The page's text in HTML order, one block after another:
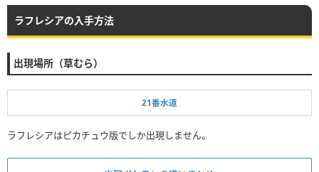
ラフレシアの入手方法
出現場所（草むら）
21番水道
ラフレシアはピカチュウ版でしか出現しません。